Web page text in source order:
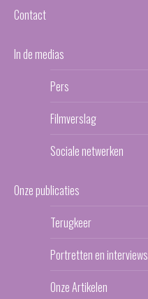
Contact
In de medias
Pers
Filmverslag
Sociale netwerken
Onze publicaties
Terugkeer
Portretten en interviews
Onze Artikelen